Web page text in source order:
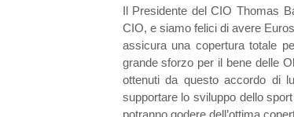
Il Presidente del CIO Thomas
CIO, e siamo felici di avere
assicura una copertura totale
grande sforzo per il bene delle
ottenuti da questo accordo di
supportare lo sviluppo dello